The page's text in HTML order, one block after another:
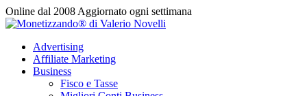
Vai
al
Online dal 2008 Aggiornato ogni settimana
Advertising
Affiliate Marketing
Business
Fisco e Tasse